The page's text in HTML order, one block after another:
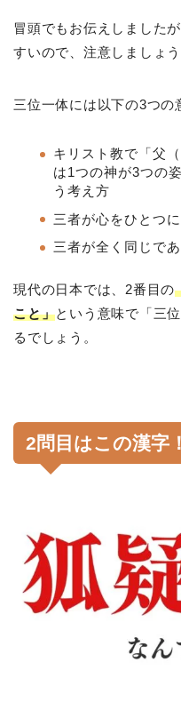
冒頭でもお伝えしました
すいので、注意しましょう
三位一体には以下の3つの
キリスト教で「父
は1つの神が3つの
う考え方
三者が心をひとつ
三者が全く同じで
現代の日本では、2番目の
こと」という意味で「三
るでしょう。
2問目はこの漢字